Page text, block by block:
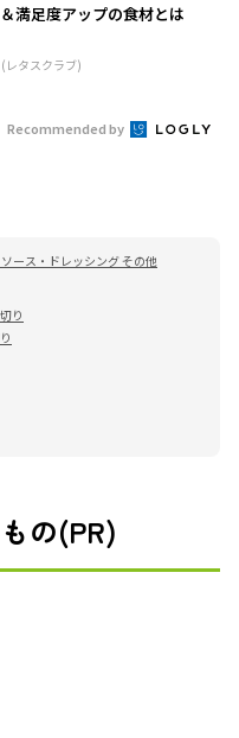
満足度アップの食材とは
(レタスクラブ)
Recommended by
ース・ドレッシング その他
り
の(PR)